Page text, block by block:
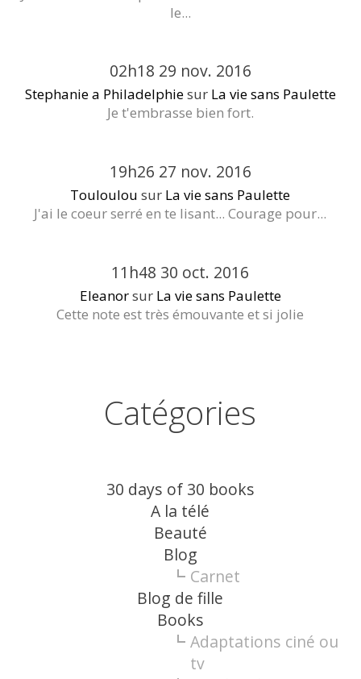
le...
02h18 29 nov. 2016
Stephanie a Philadelphiesur La vie sans Paulette
Je t'embrasse bien fort.
19h26 27 nov. 2016
Touloulou sur La vie sans Paulette
J'ai le coeur serré en te lisant... Courage pour...
11h48 30 oct. 2016
Eleanorsur La vie sans Paulette
Cette note est très émouvante et si jolie
Catégories
30 days of 30 books
A la télé
Beauté
Blog
Carnet
Blog de fille
Books
Adaptations ciné ou
tv